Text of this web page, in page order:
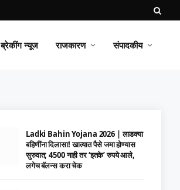
ब्रेकींग न्यूज राजकारण संपादकीय
Ladki Bahin Yojana 2026 | लाडक्या
बहिणींना दिलासा! खात्यात पैसे जमा होण्यास
सुरुवात; 4500 नाही तर ‘इतके’ रुपये आले,
लगेच बॅलन्स करा चेक